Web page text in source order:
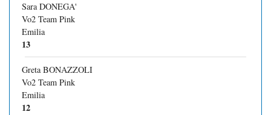
Sara DONEGA'
Vo2 Team Pink
Emilia
13
Greta BONAZZOLI
Vo2 Team Pink
Emilia
12